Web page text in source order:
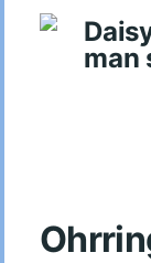
man